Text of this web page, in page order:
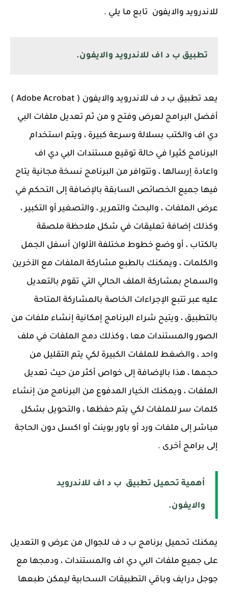
للاندرويد والايفون تابع ما يلي .
تطبيق ب د اف للاندرويد والايفون.
يعد تطبيق ب د ف للاندرويد والايفون ( Adobe Acrobat )
أفضل البرامج لعرض وفتح و من ثم تعديل ملفات البي
دي اف والكتب بسلالة وسرعة كبيرة ، ويتم استخدام
البرنامج كثيرا في حالة توقيع مستندات البي دي اف
واعادة إرسالها ، وتتوافر من البرنامج نسخة مجانية يتاح
فيها جميع الخصائص السابقة بالإضافة إلى التحكم في
عرض الملفات ، والبحث والتمرير ، والتصغير أو التكبير ،
وكذلك إضافة تعليقات في شكل ملاحظة ملصقة
بالكتاب ، أو وضع خطوط مختلفة الألوان أسفل الجمل
والكلمات ، ويمكنك بالطبع مشاركة الملفات مع الآخرين
والسماح بمشاركة الملف الحالي التي تقوم بالتعديل
عليه عبر تتبع الإجراءات الخاصة بالمشاركة المتاحة
بالتطبيق ، ويتيح شراء البرنامج إمكانية إنشاء ملفات من
الصور والمستندات معا ، وكذلك دمج الملفات في ملف
واحد ، والضغط للملفات الكبيرة لكي يتم التقليل من
حجمها ، هذا بالإضافة إلى خواص أكثر من حيث تعديل
الملفات ، ويمكنك الخيار المدفوع من البرنامج من إنشاء
كلمات سر للملفات لكي يتم حفظها ، والتحويل بشكل
مباشر إلى ملفات ورد أو باور بوينت أو اكسل دون الحاجة
إلى برامج أخرى .
أهمية تحميل تطبيق ب د اف للاندرويد
والايفون.
يمكنك تحميل برنامج ب د ف للجوال من عرض و التعديل
على جميع ملفات البي دي اف والمستندات ، ودمجها مع
جوجل درايف وباقي التطبيقات السحابية ليمكن طبعها